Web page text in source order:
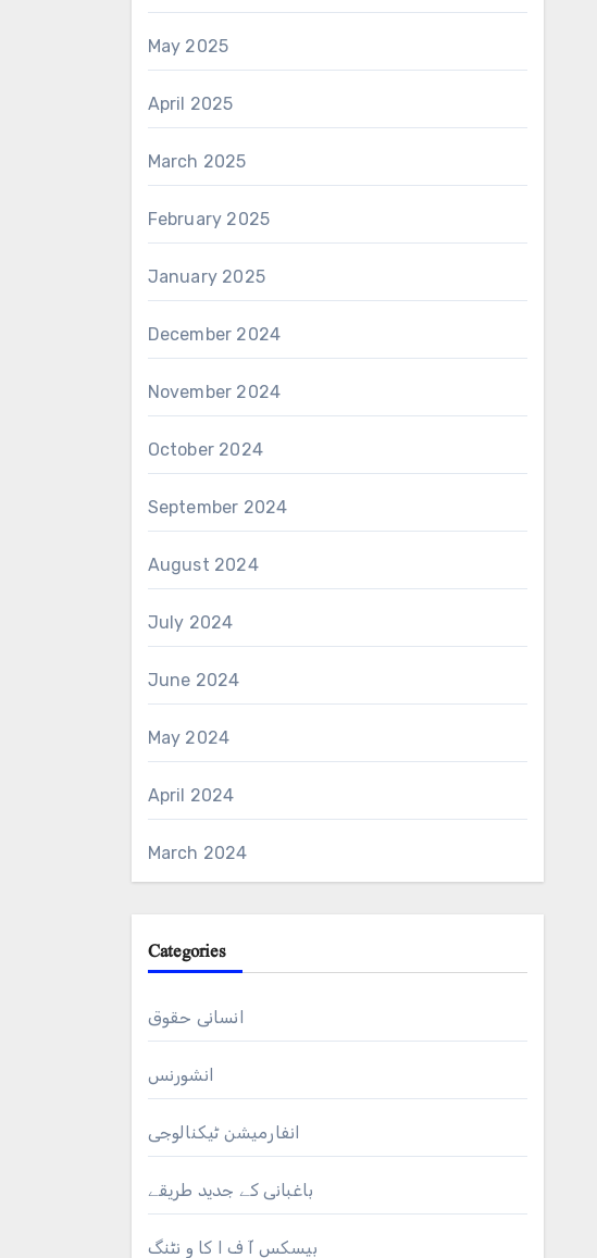
May 2025
April 2025
March 2025
February 2025
January 2025
December 2024
November 2024
October 2024
September 2024
August 2024
July 2024
June 2024
May 2024
April 2024
March 2024
Categories
انسانی حقوق
انشورنس
انفارمیشن ٹیکنالوجی
باغبانی کے جدید طریقے
بیسکس آ ف ا کا و نٹنگ